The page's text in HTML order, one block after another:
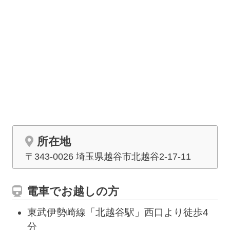
所在地
〒343-0026 埼玉県越谷市北越谷2-17-11
電車でお越しの方
東武伊勢崎線「北越谷駅」西口より徒歩4
分